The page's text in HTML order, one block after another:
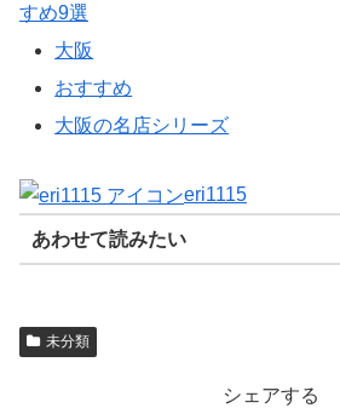
すめ9選
大阪
おすすめ
大阪の名店シリーズ
eri1115
あわせて読みたい
未分類
シェアする